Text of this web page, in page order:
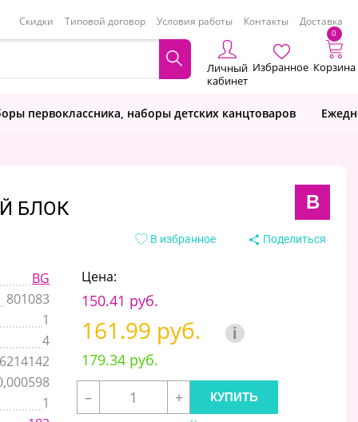
Скидки Типовой договор Условия работы Контакты Доставка
Личный
кабинет
Избранное
0
Корзина
первоклассника, наборы детских канцтоваров
БЛОК B
В избранное Поделиться
BG
801083
1
4
1
Цена:
150.41 руб.
161.99 руб. i
179.34 руб.
–
+